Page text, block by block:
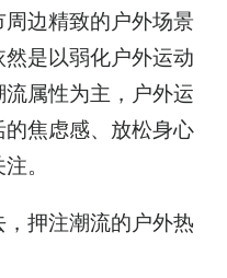
边精致的户外场景
是以弱化户外运动
属性为主，户外运
焦虑感、放松身心
。
押注潮流的户外热